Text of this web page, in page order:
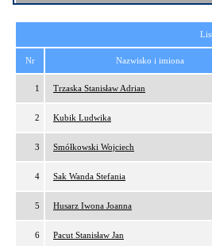
Nr Nazwisko i imiona
1 Trzaska Stanisław Adrian
2 Kubik Ludwika
3 Smółkowski Wojciech
4 Sak Wanda Stefania
5 Husarz Iwona Joanna
6 Pacut Stanisław Jan